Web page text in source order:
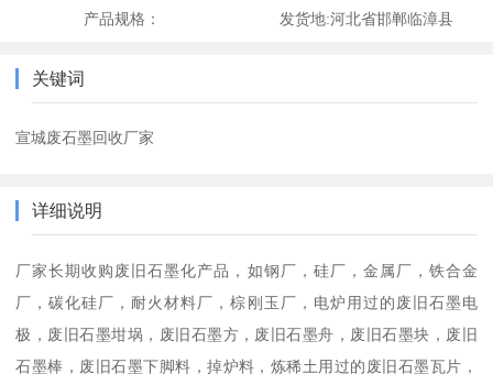
产品规格： 发货地:河北省邯郸临漳县
关键词
宣城废石墨回收厂家
详细说明
厂家长期收购废旧石墨化产品，如钢厂，硅厂，金属厂，铁合金
厂，碳化硅厂，耐火材料厂，棕刚玉厂，电炉用过的废旧石墨电
极，废旧石墨坩埚，废旧石墨方，废旧石墨舟，废旧石墨块，废旧
石墨棒，废旧石墨下脚料，掉炉料，炼稀土用过的废旧石墨瓦片，